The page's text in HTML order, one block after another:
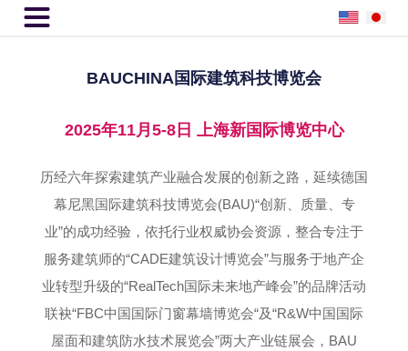

BAUCHINA国际建筑科技博览会
2025年11月5-8日 上海新国际博览中心
历经六年探索建筑产业融合发展的创新之路，延续德国
幕尼黑国际建筑科技博览会(BAU)“创新、质量、专
业”的成功经验，依托行业权威协会资源，整合专注于
服务建筑师的“CADE建筑设计博览会”与服务于地产企
业转型升级的“RealTech国际未来地产峰会”的品牌活动
联袂“FBC中国国际门窗幕墙博览会“及“R&W中国国际
屋面和建筑防水技术展览会”两大产业链展会，BAU